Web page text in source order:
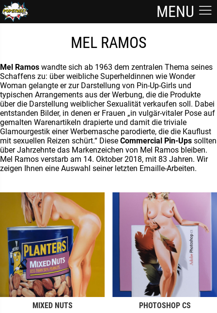
MENU
MEL RAMOS
Mel Ramos wandte sich ab 1963 dem zentralen Thema seines
Schaffens zu: über weibliche Superheldinnen wie Wonder
Woman gelangte er zur Darstellung von Pin-Up-Girls und
typischen Arrangements aus der Werbung, die die Produkte
über die Darstellung weiblicher Sexualität verkaufen soll. Dabei
entstanden Bilder, in denen er Frauen „in vulgär-vitaler Pose auf
gemalten Warenartikeln drapierte und damit die triviale
Glamourgestik einer Werbemasche parodierte, die die Kauflust
mit sexuellen Reizen schürt.“ Diese Commercial Pin-Ups sollten
über Jahrzehnte das Markenzeichen von Mel Ramos bleiben.
Mel Ramos verstarb am 14. Oktober 2018, mit 83 Jahren. Wir
zeigen Ihnen eine Auswahl seiner letzten Emaille-Arbeiten.
MIXED NUTS
PHOTOSHOP CS